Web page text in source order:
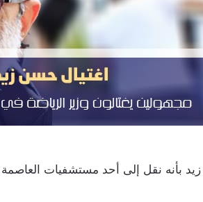
بأنه نقل إلى أحد مستشفيات